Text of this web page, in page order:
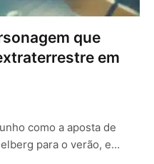
que
em
como a aposta de
para o verão, e…